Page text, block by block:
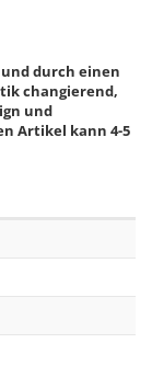
durch einen
changierend,
und
Artikel kann 4-5